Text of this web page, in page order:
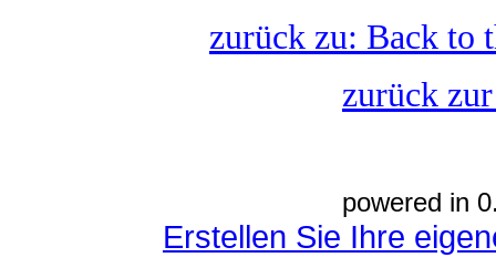
zurück zu: Back to
zurück
powered in
Erstellen Sie Ihre